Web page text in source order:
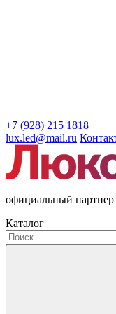
+7 (928) 215 1818
lux.led@mail.ru
официальный
Каталог